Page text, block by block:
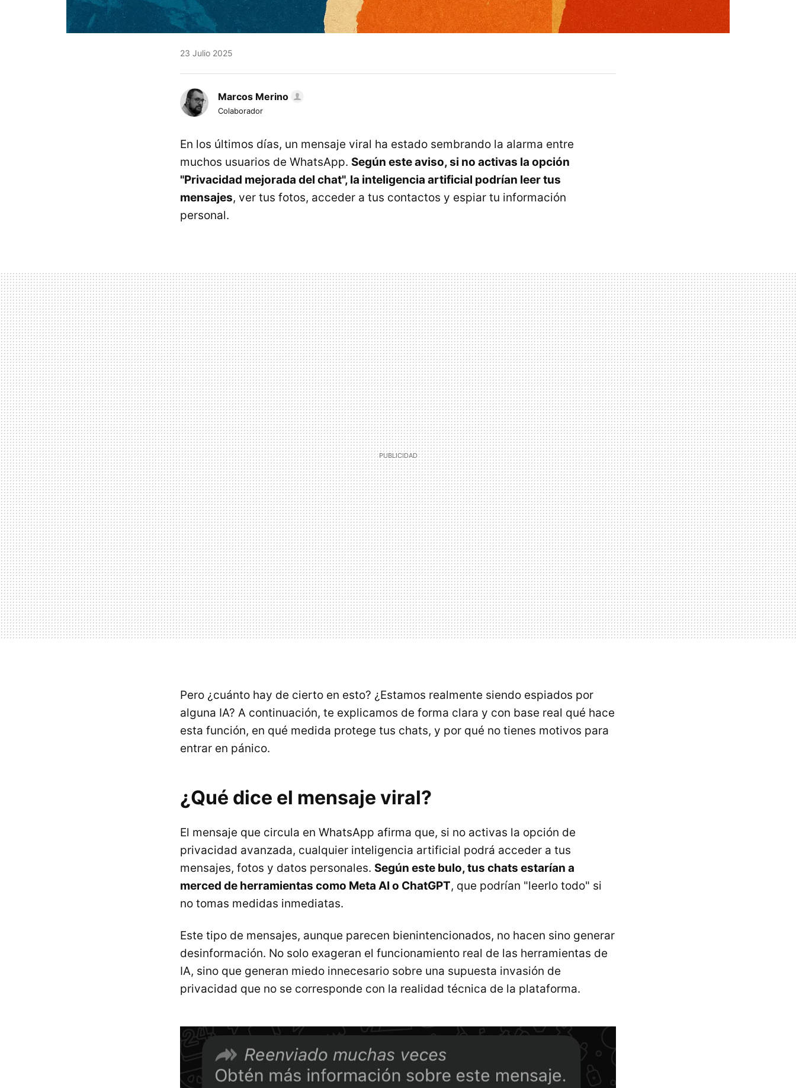
23 Julio 2025
Marcos Merino
Colaborador
En los últimos días, un mensaje viral ha estado sembrando la alarma entre
muchos usuarios de WhatsApp. Según este aviso, si no activas la opción
"Privacidad mejorada del chat", la inteligencia artificial podrían leer tus
mensajes, ver tus fotos, acceder a tus contactos y espiar tu información
personal.
Pero ¿cuánto hay de cierto en esto? ¿Estamos realmente siendo espiados por
alguna IA? A continuación, te explicamos de forma clara y con base real qué hace
esta función, en qué medida protege tus chats, y por qué no tienes motivos para
entrar en pánico.
¿Qué dice el mensaje viral?
El mensaje que circula en WhatsApp afirma que, si no activas la opción de
privacidad avanzada, cualquier inteligencia artificial podrá acceder a tus
mensajes, fotos y datos personales. Según este bulo, tus chats estarían a
merced de herramientas como Meta AI o ChatGPT, que podrían "leerlo todo" si
no tomas medidas inmediatas.
Este tipo de mensajes, aunque parecen bienintencionados, no hacen sino generar
desinformación. No solo exageran el funcionamiento real de las herramientas de
IA, sino que generan miedo innecesario sobre una supuesta invasión de
privacidad que no se corresponde con la realidad técnica de la plataforma.